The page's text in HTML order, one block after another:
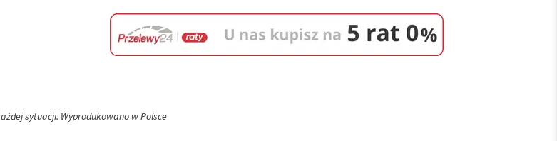
sytuacji. Wyprodukowano w Polsce